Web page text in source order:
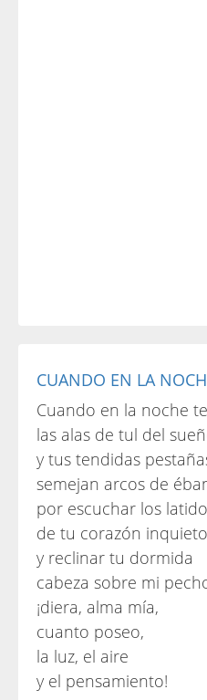
CUANDO EN LA
Cuando en la noche
las alas de tul del
y tus tendidas
semejan arcos de
por escuchar los
de tu corazón inquieto
y reclinar tu dormida
cabeza sobre mi
¡diera, alma mía,
cuanto poseo,
la luz, el aire
y el pensamiento!